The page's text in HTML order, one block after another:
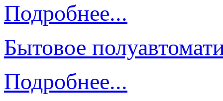
Подробнее...
Бытовое
Подробнее...